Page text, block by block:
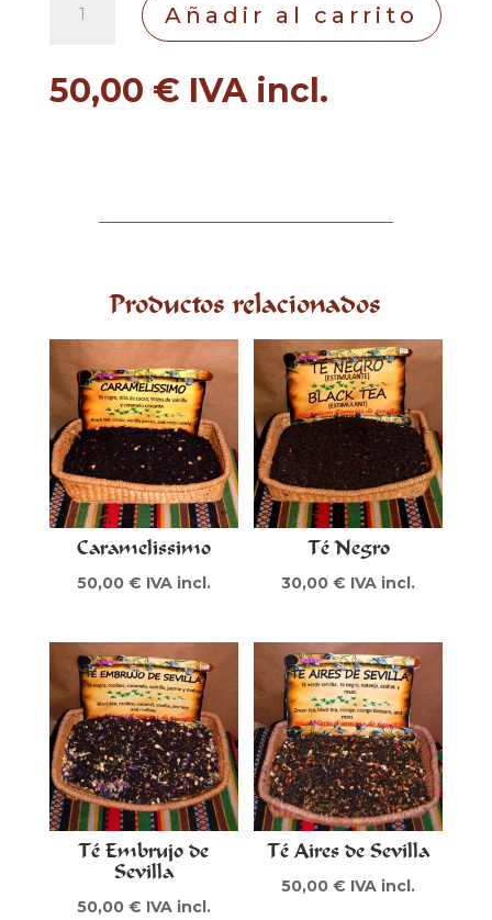
Navidad
Añadir al carrito
50,00 € IVA incl.
Productos relacionados
Caramelissimo
50,00 € IVA incl.
Té Negro
30,00€ IVA incl.
Té Embrujo de
Sevilla
50,00 € IVA incl.
Té Aires de Sevilla
50,00€ IVA incl.